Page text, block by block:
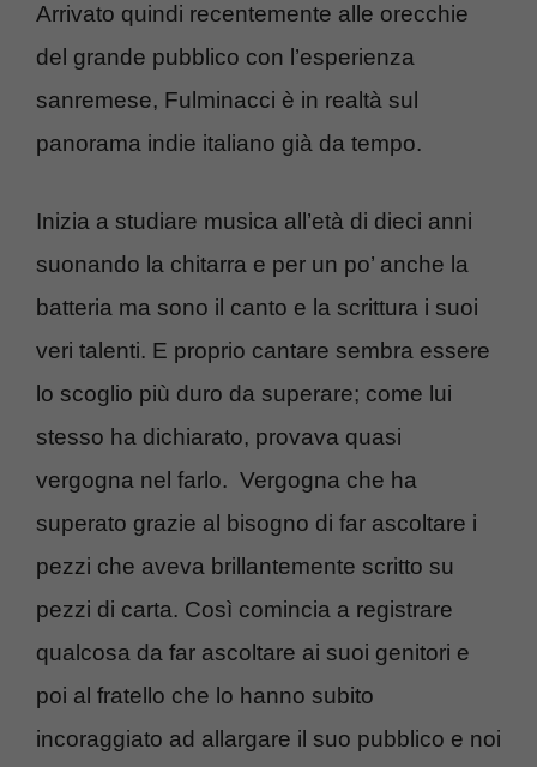
Arrivato quindi recentemente alle orecchie
del grande pubblico con l’esperienza
sanremese, Fulminacci è in realtà sul
panorama indie italiano già da tempo.
Inizia a studiare musica all’età di dieci anni
suonando la chitarra e per un po’ anche la
batteria ma sono il canto e la scrittura i suoi
veri talenti. E proprio cantare sembra essere
lo scoglio più duro da superare; come lui
stesso ha dichiarato, provava quasi
vergogna nel farlo. Vergogna che ha
superato grazie al bisogno di far ascoltare i
pezzi che aveva brillantemente scritto su
pezzi di carta. Così comincia a registrare
qualcosa da far ascoltare ai suoi genitori e
poi al fratello che lo hanno subito
incoraggiato ad allargare il suo pubblico e noi